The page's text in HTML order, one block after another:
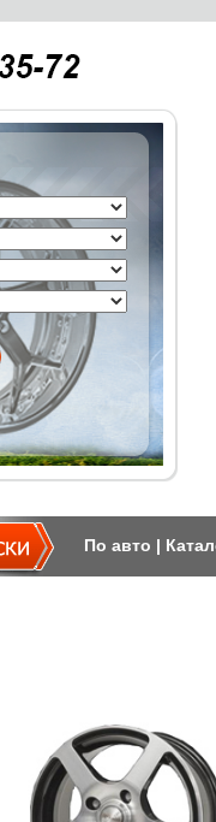
По авто |